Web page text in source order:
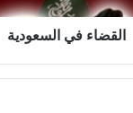
القضاء في السعودية